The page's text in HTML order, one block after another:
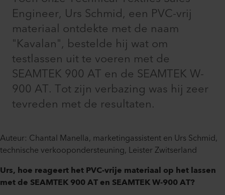
Engineer, Urs Schmid, een PVC-vrij
materiaal ontdekte met de naam
"Kavalan", bestelde hij wat om
testlassen uit te voeren met de
SEAMTEK 900 AT en de SEAMTEK W-
900 AT. Tot zijn verbazing was hij zeer
tevreden met de resultaten.
Auteur: Chantal Manella, marketingassistent en Urs Schmid,
technische verkoopondersteuning, Leister Zwitserland
Urs, hoe reageert het PVC-vrije materiaal op het lassen
met de SEAMTEK 900 AT en SEAMTEK W-900 AT?